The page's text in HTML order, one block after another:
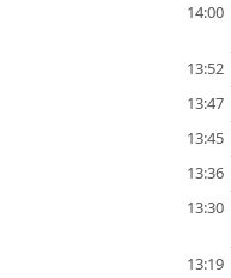
14:00
13:52
13:47
13:45
13:36
13:30
13:19